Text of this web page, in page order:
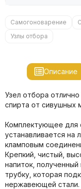
Самогоноварение
Узлы отбора
Описание
Узел отбора
спирта от сивушных
Комплектующее для
устанавливается на
кламповым
Крепкий, чистый,
напиток,
трубку, которая
нержавеющей стали.